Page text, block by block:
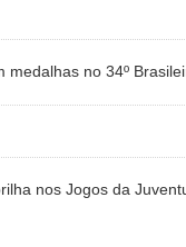
medalhas no 34º
nos Jogos da